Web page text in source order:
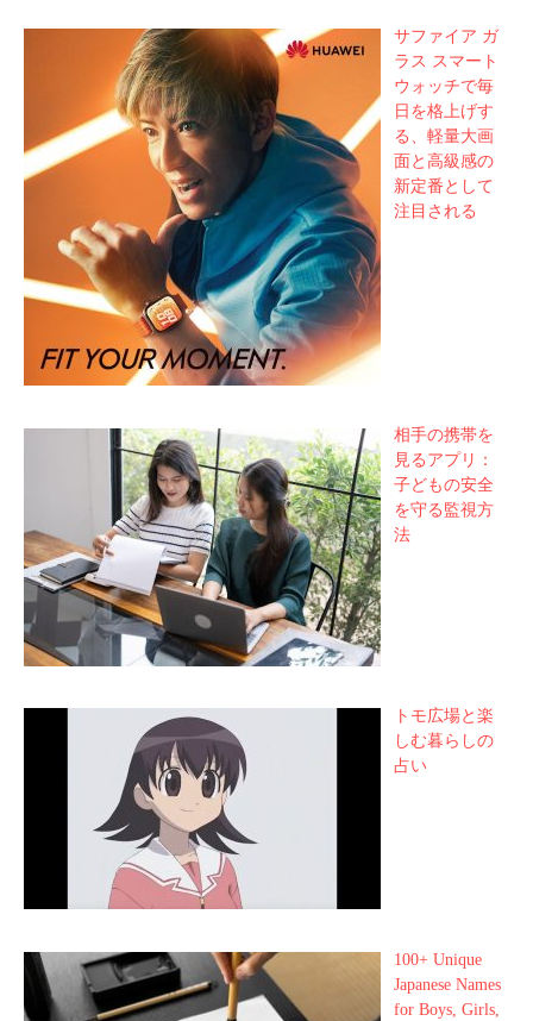
サファイア ガ
ラス スマート
ウォッチで毎
日を格上げす
る、軽量大画
面と高級感の
新定番として
注目される
相手の携帯を
見るアプリ：
子どもの安全
を守る監視方
法
トモ広場と楽
しむ暮らしの
占い
100+ Unique
Japanese Names
for Boys, Girls,